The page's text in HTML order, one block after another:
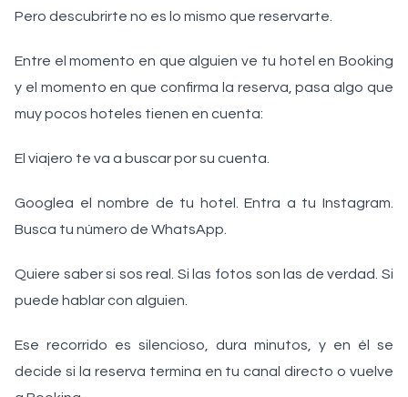
Pero descubrirte no es lo mismo que reservarte.
Entre el momento en que alguien ve tu hotel en Booking
y el momento en que confirma la reserva, pasa algo que
muy pocos hoteles tienen en cuenta:
El viajero te va a buscar por su cuenta.
Googlea el nombre de tu hotel. Entra a tu Instagram.
Busca tu número de WhatsApp.
Quiere saber si sos real. Si las fotos son las de verdad. Si
puede hablar con alguien.
Ese recorrido es silencioso, dura minutos, y en él se
decide si la reserva termina en tu canal directo o vuelve